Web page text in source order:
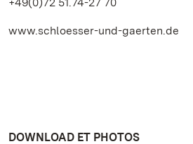
www.schloesser-und-gaerten.de
DOWNLOAD ET PHOTOS